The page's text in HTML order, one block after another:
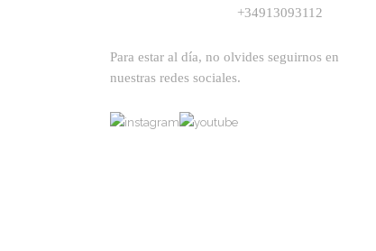
+34913093112
Para estar al día, no olvides seguirnos en
nuestras redes sociales.